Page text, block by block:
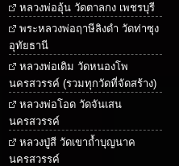
หลวงพ่ออุ้น วัดตาลกง เพชรบุรี
พระหลวงพ่อฤาษีลิงดำ วัดท่าซุง
อุทัยธานี
หลวงพ่อเดิม วัดหนองโพ
นครสวรรค์ (รวมทุกวัดที่จัดสร้าง)
หลวงพ่อโอด วัดจันเสน
นครสวรรค์
หลวงปู่สี วัดเขาถ้ำบุญนาค
นครสวรรค์